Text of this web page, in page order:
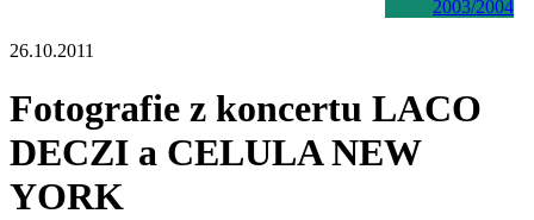
2003/2004
26.10.2011
Fotografie z koncertu LACO
DECZI a CELULA NEW
YORK